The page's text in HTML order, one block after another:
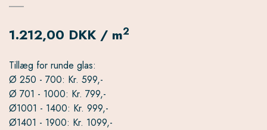
1.212,00 DKK / m2
Tillæg for runde glas:
Ø 250 - 700: Kr. 599,-
Ø 701 - 1000: Kr. 799,-
Ø1001 - 1400: Kr. 999,-
Ø1401 - 1900: Kr. 1099,-